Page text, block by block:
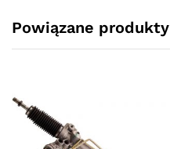
Powiązane produkty